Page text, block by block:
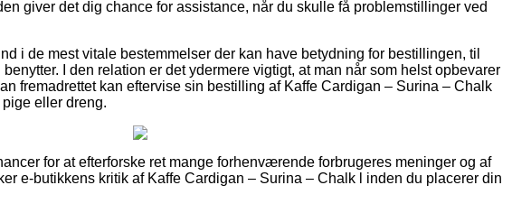
giver det dig chance for assistance, når du skulle få problemstillinger ved
i de mest vitale bestemmelser der kan have betydning for bestillingen, til
I den relation er det ydermere vigtigt, at man når som helst opbevarer
fremadrettet kan eftervise sin bestilling af Kaffe Cardigan – Surina – Chalk
eller dreng.
for at efterforske ret mange forhenværende forbrugeres meninger og af
e-butikkens kritik af Kaffe Cardigan – Surina – Chalk l inden du placerer din